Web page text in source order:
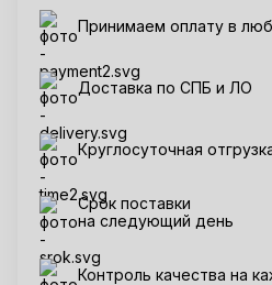
Принимаем оплату в
Доставка по СПБ и ЛО
Круглосуточная
Срок поставки
на следующий день
Контроль качества на